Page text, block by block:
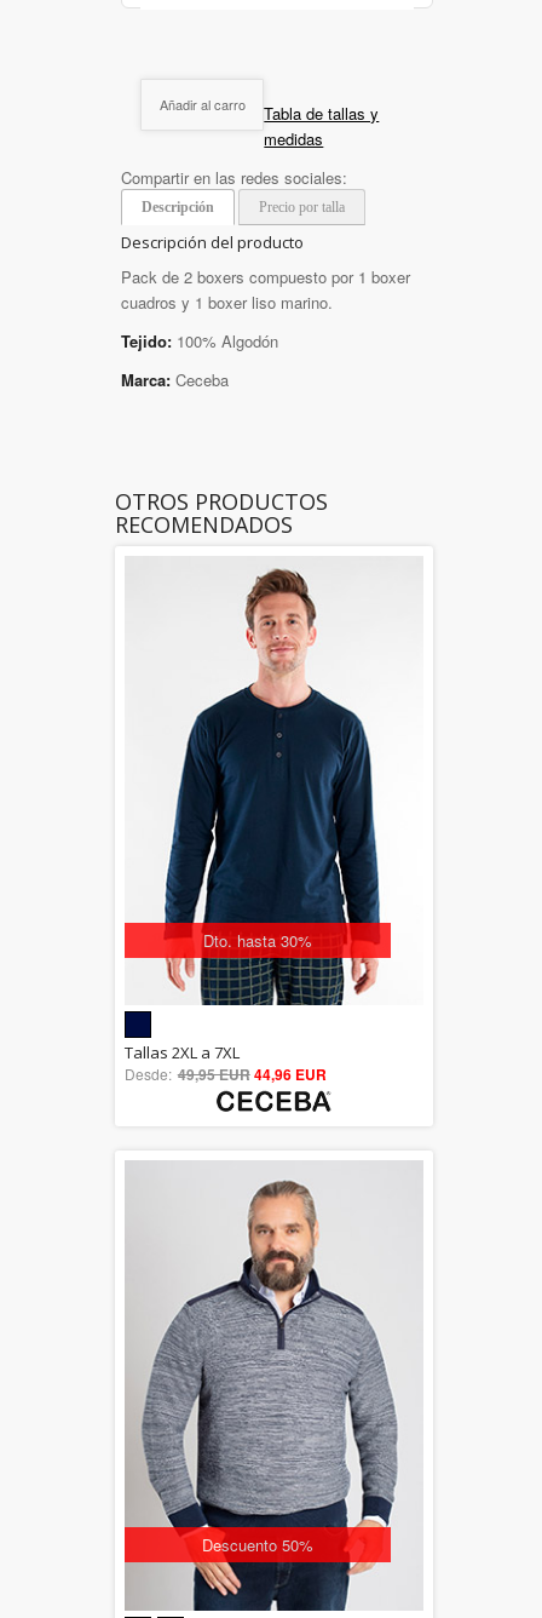
Añadir al carro
Tabla de tallas y
medidas
Compartir en las redes sociales:
Descripción Precio por talla
Descripción del producto
Pack de 2 boxers compuesto por 1 boxer
cuadros y 1 boxer liso marino.
Tejido: 100% Algodón
Marca: Ceceba
OTROS PRODUCTOS
RECOMENDADOS
Dto. hasta 30%
5.00
out of 5
Tallas 2XL a 7XL
Desde: 49,95 EUR44,96 EUR
Descuento 50%